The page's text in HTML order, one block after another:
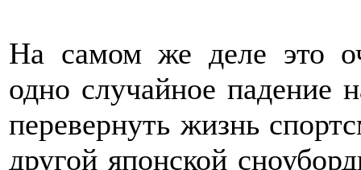
На самом же деле это
одно случайное падение
перевернуть жизнь
другой японской